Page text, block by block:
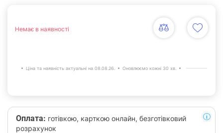
Немає в наявності
Ціна та наявність актуальні на 08.08.26. Оновлюємо кожні 30 хв.
Оплата: готівкою, карткою онлайн, безготівковий
розрахунок